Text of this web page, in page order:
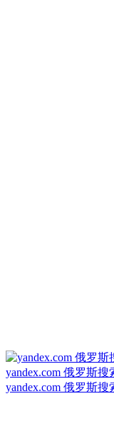
yandex.com 俄罗斯搜
yandex.com 俄罗斯搜